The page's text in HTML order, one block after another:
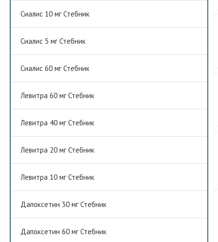
Сиалис 10 мг Стебник
Сиалис 5 мг Стебник
Сиалис 60 мг Стебник
Левитра 60 мг Стебник
Левитра 40 мг Стебник
Левитра 20 мг Стебник
Левитра 10 мг Стебник
Дапоксетин 30 мг Стебник
Дапоксетин 60 мг Стебник